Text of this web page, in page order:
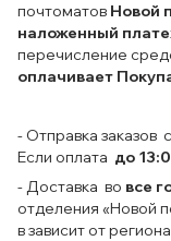
почтоматов Новой
наложенный
перечисление
оплачивает
- Отправка заказов с
Если оплата до
- Доставка во все
отделения «Новой
в зависит от